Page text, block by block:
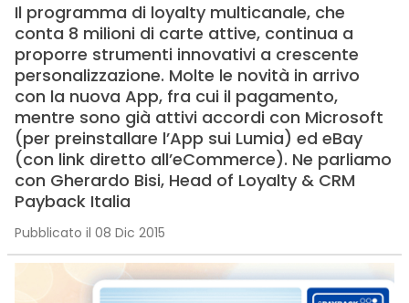
Il programma di loyalty multicanale, che
conta 8 milioni di carte attive, continua a
proporre strumenti innovativi a crescente
personalizzazione. Molte le novità in arrivo
con la nuova App, fra cui il pagamento,
mentre sono già attivi accordi con Microsoft
(per preinstallare l’App sui Lumia) ed eBay
(con link diretto all’eCommerce). Ne parliamo
con Gherardo Bisi, Head of Loyalty & CRM
Payback Italia
Pubblicato il 08 Dic 2015